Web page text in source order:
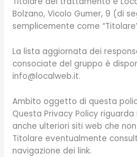
Bolzano, Vicolo Gumer, 9 (di
semplicemente come
La lista aggiornata dei
consociate del gruppo è
info@localweb.it.
Ambito oggetto di questa
Questa Privacy Policy
anche ulteriori siti web che
Titolare eventualmente
navigazione dei link.